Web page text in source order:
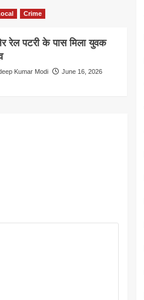
Crime
रेल पटरी के पास मिला युवक
Kumar Modi
June 16, 2026